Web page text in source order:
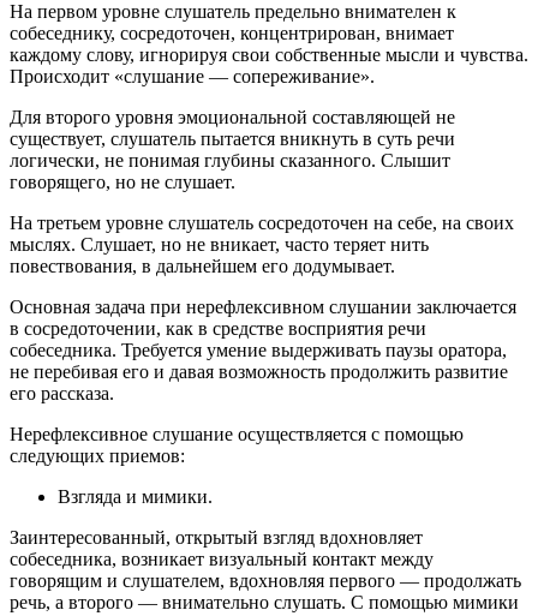
На первом уровне слушатель предельно внимателен к
собеседнику, сосредоточен, концентрирован, внимает
каждому слову, игнорируя свои собственные мысли и чувства.
Происходит «слушание — сопереживание».
Для второго уровня эмоциональной составляющей не
существует, слушатель пытается вникнуть в суть речи
логически, не понимая глубины сказанного. Слышит
говорящего, но не слушает.
На третьем уровне слушатель сосредоточен на себе, на своих
мыслях. Слушает, но не вникает, часто теряет нить
повествования, в дальнейшем его додумывает.
Основная задача при нерефлексивном слушании заключается
в сосредоточении, как в средстве восприятия речи
собеседника. Требуется умение выдерживать паузы оратора,
не перебивая его и давая возможность продолжить развитие
его рассказа.
Нерефлексивное слушание осуществляется с помощью
следующих приемов:
Взгляда и мимики.
Заинтересованный, открытый взгляд вдохновляет
собеседника, возникает визуальный контакт между
говорящим и слушателем, вдохновляя первого — продолжать
речь, а второго — внимательно слушать. С помощью мимики